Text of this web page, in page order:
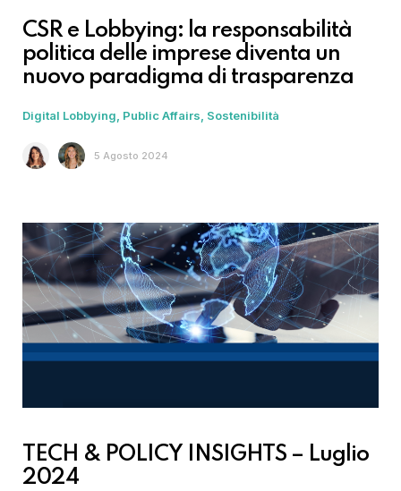
CSR e Lobbying: la responsabilità
politica delle imprese diventa un
nuovo paradigma di trasparenza
Digital Lobbying Public Affairs Sostenibilità
5 Agosto 2024
TECH & POLICY INSIGHTS – Luglio
2024